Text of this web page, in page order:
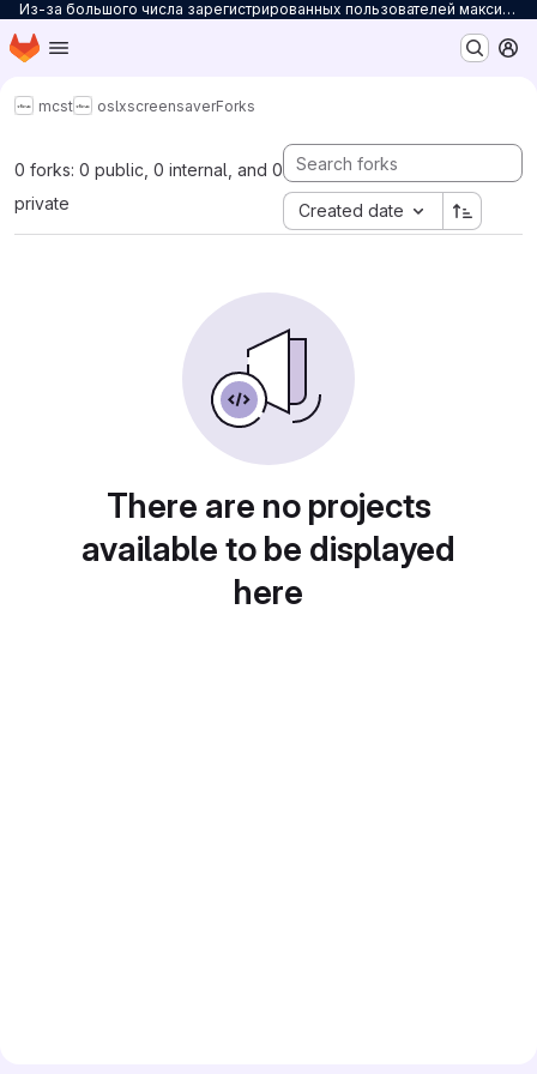
Из-за большого числа зарегистрированных пользователей максимальное количество персональных проектов ограничено до 3. Для снятия ограничений на количество проектов заполните
Skip to main content
Homepage
mcst oslxscreensaverForks
0 forks: 0 public, 0 internal, and 0
private
Created date
There are no projects
available to be displayed
here